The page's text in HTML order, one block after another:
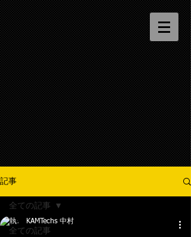
記事
全ての記事
全ての記事
KAMTechs 中村